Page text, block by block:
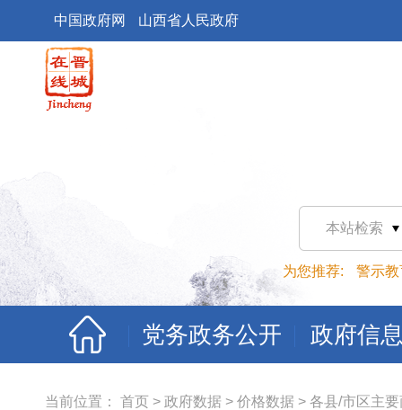
中国政府网 山西省人民政府
本站检索
为您推荐: 警示教
党务政务公开 政府信
当前位置： 首页 > 政府数据 > 价格数据 > 各县/市区主